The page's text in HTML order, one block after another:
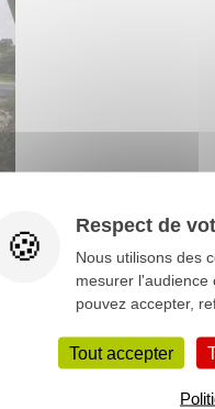
Respect de
Nous utilisons des
mesurer l'audience
pouvez accepter,
Tout accepter